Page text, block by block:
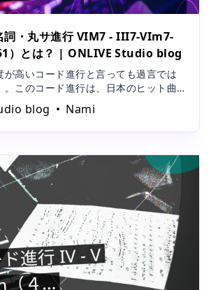
詞・丸サ進行 VIM7 - III7-VIm7-
）とは？ | ONLIVE Studio blog
が高いコード進行と言っても過言では
。このコード進行は、日本のヒット曲
の鍵となっています。今回は、この
るコード進行について、その名前の由
blog Nami